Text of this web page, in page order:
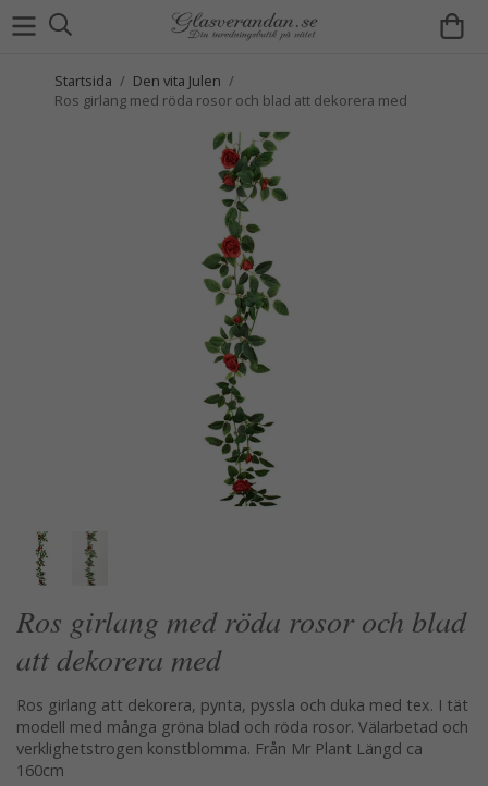
Startsida / Den vita Julen /
Ros girlang med röda rosor och blad att dekorera med
Ros girlang med röda rosor och blad
att dekorera med
Ros girlang att dekorera, pynta, pyssla och duka med tex. I tät
modell med många gröna blad och röda rosor. Välarbetad och
verklighetstrogen konstblomma. Från Mr Plant Längd ca
160cm